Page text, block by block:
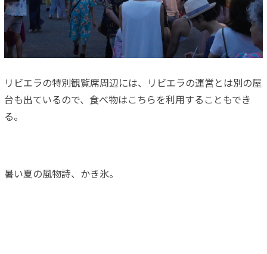
リビエラの特別観覧席周辺には、リビエラの運営とは別の屋
台も出ているので、食べ物はこちらを利用することもでき
る。
暑い夏の風物詩、かき氷。